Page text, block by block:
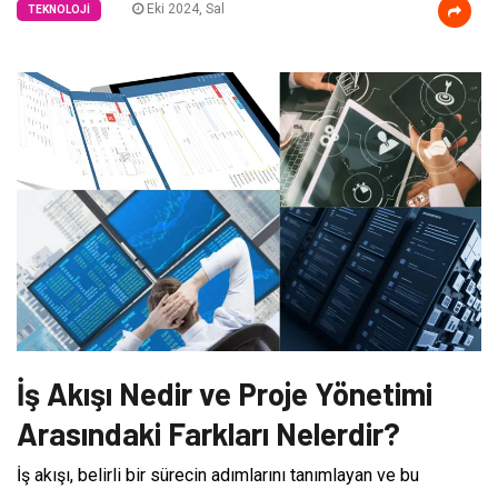
TEKNOLOJI Eki 2024, Sal
İş Akışı Nedir ve Proje Yönetimi
Arasındaki Farkları Nelerdir?
İş akışı, belirli bir sürecin adımlarını tanımlayan ve bu